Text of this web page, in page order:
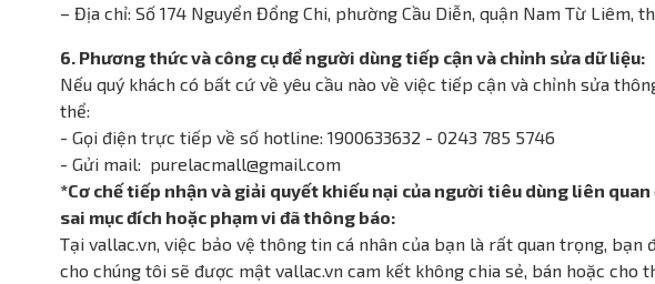
– Địa chỉ: Số 174 Nguyển Đổng Chi, phường Cầu Diễn, quận Nam Từ Liêm,
6. Phương thức và công cụ để người dùng tiếp cận và chỉnh sửa dữ liệu:
Nếu quý khách có bất cứ về yêu cầu nào về việc tiếp cận và chỉnh sửa
thể:
- Gọi điện trực tiếp về số hotline: 1900633632 - 0243 785 5746
- Gửi mail: purelacmall@gmail.com
*Cơ chế tiếp nhận và giải quyết khiếu nại của người tiêu dùng liên
sai mục đích hoặc phạm vi đã thông báo:
Tại vallac.vn, việc bảo vệ thông tin cá nhân của bạn là rất quan trọng,
cho chúng tôi sẽ được mật vallac.vn cam kết không chia sẻ, bán hoặc cho